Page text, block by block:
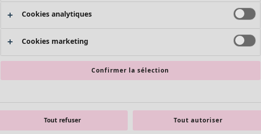
Cookies analytiques
Cookies marketing
Confirmer la sélection
Tout refuser Tout autoriser